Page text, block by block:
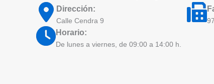
Dirección:
Calle Cendra 9
Horario:
De lunes a viernes, de 09:00 a 14:00 h.